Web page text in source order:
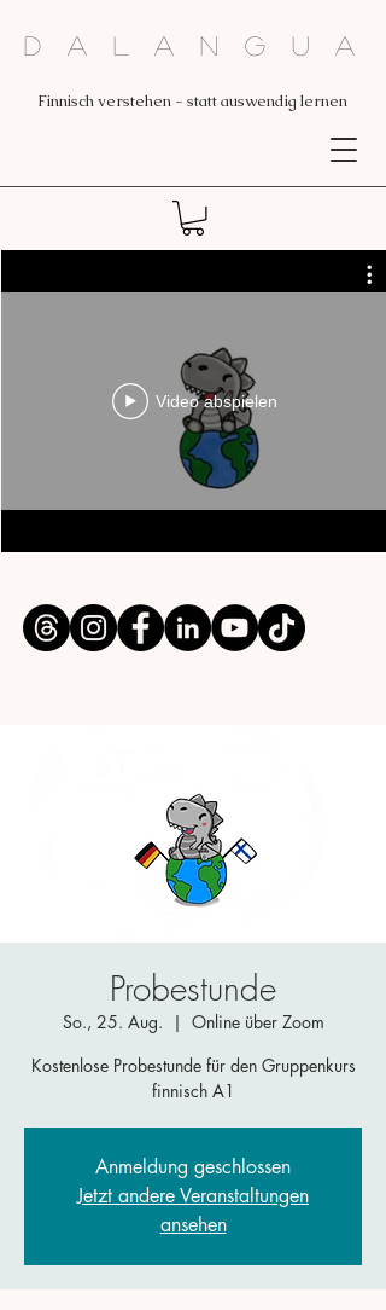
Video abspielen
Finnisch verstehen - statt auswendig lernen
Dalangua
Probestunde
So., 25. Aug.
  |
Online über Zoom
Kostenlose Probestunde für den Gruppenkurs
finnisch A1
Anmeldung geschlossen
Jetzt andere Veranstaltungen
ansehen